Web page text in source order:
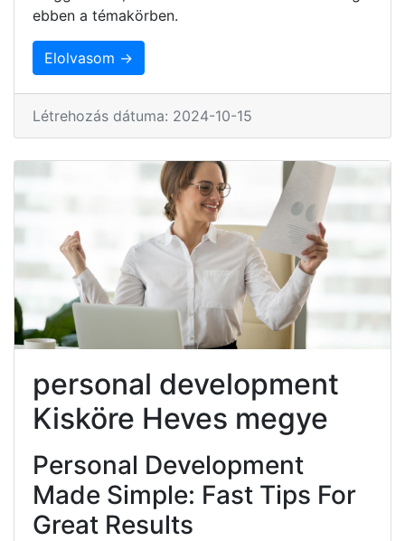
ebben a témakörben.
Elolvasom →
Létrehozás dátuma: 2024-10-15
personal development
Kisköre Heves megye
Personal Development
Made Simple: Fast Tips For
Great Results